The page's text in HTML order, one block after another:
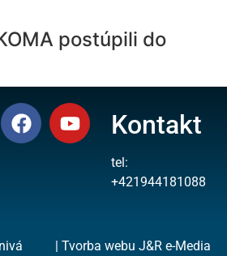
postúpili do
Kontakt
tel:
+421944181088
| Tvorba webu J&R e-Media